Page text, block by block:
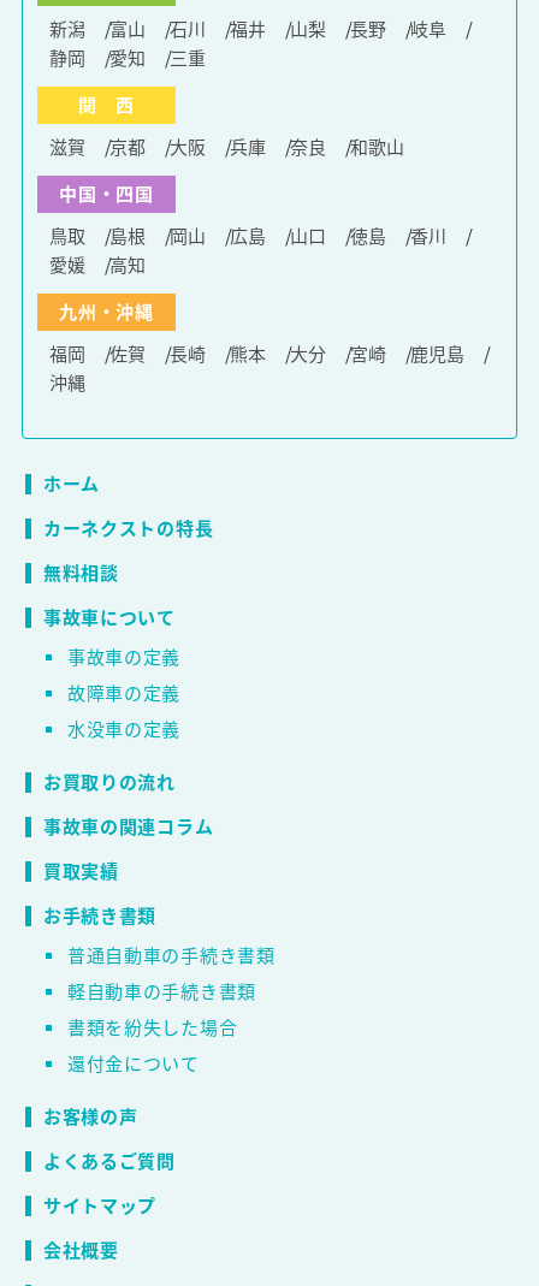
新潟
富山 石川 福井 山梨 長野
岐阜
静岡
愛知
三重
関 西
滋賀
京都 大阪 兵庫 奈良
和歌山
中国・四国
鳥取
島根 岡山 広島 山口 徳島
香川
愛媛
高知
九州・沖縄
福岡
佐賀 長崎 熊本 大分 宮崎
鹿児島
沖縄
ホーム
カーネクストの特長
無料相談
事故車について
事故車の定義
故障車の定義
水没車の定義
お買取りの流れ
事故車の関連コラム
買取実績
お手続き書類
普通自動車の手続き書類
軽自動車の手続き書類
書類を紛失した場合
還付金について
お客様の声
よくあるご質問
サイトマップ
会社概要